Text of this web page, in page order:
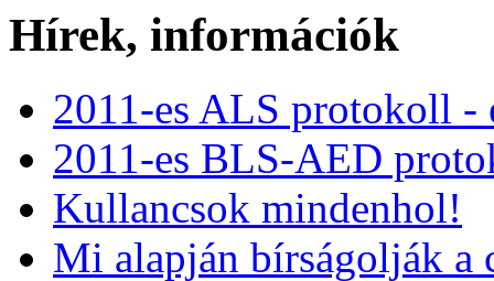
Hírek, információk
2011-es ALS protokoll -
2011-es BLS-AED
Kullancsok mindenhol!
Mi alapján bírságolják a